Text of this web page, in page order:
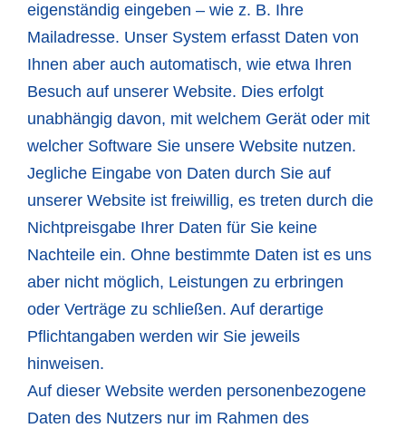
eigenständig eingeben – wie z. B. Ihre
Mailadresse. Unser System erfasst Daten von
Ihnen aber auch automatisch, wie etwa Ihren
Besuch auf unserer Website. Dies erfolgt
unabhängig davon, mit welchem Gerät oder mit
welcher Software Sie unsere Website nutzen.
Jegliche Eingabe von Daten durch Sie auf
unserer Website ist freiwillig, es treten durch die
Nichtpreisgabe Ihrer Daten für Sie keine
Nachteile ein. Ohne bestimmte Daten ist es uns
aber nicht möglich, Leistungen zu erbringen
oder Verträge zu schließen. Auf derartige
Pflichtangaben werden wir Sie jeweils
hinweisen.
Auf dieser Website werden personenbezogene
Daten des Nutzers nur im Rahmen des